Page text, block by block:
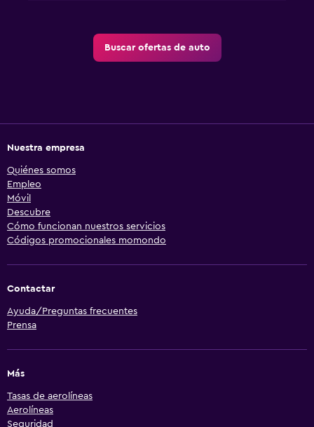
Buscar ofertas de auto
Nuestra empresa
Quiénes somos
Empleo
Móvil
Descubre
Cómo funcionan nuestros servicios
Códigos promocionales momondo
Contactar
Ayuda/Preguntas frecuentes
Prensa
Más
Tasas de aerolíneas
Aerolíneas
Seguridad